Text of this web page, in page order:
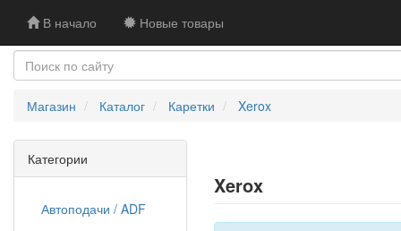
В начало Новые товары
Магазин Каталог Каретки Xerox
Xerox
Категории
Автоподачи / ADF